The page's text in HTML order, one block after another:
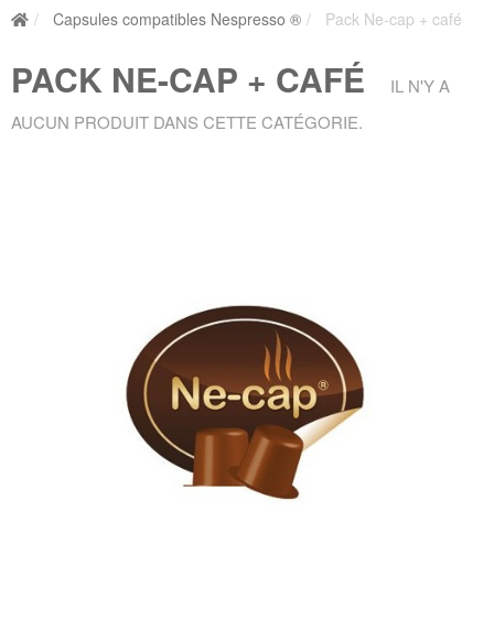
Capsules compatibles Nespresso ® Pack Ne-cap + café
PACK NE-CAP + CAFÉ
IL N'Y A
AUCUN PRODUIT DANS CETTE CATÉGORIE.